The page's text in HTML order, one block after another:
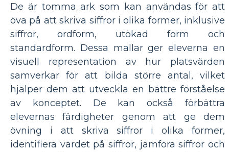
De är tomma ark som kan användas för att
öva på att skriva siffror i olika former, inklusive
siffror, ordform, utökad form och
standardform. Dessa mallar ger eleverna en
visuell representation av hur platsvärden
samverkar för att bilda större antal, vilket
hjälper dem att utveckla en bättre förståelse
av konceptet. De kan också förbättra
elevernas färdigheter genom att ge dem
övning i att skriva siffror i olika former,
identifiera värdet på siffror, jämföra siffror och